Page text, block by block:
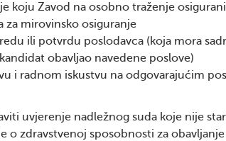
koju Zavod na osobno traženje
za mirovinsko osiguranje
ili potvrdu poslodavca (koja mora
obavljao navedene poslove)
i radnom iskustvu na odgovarajućim
uvjerenje nadležnog suda koje nije
o zdravstvenoj sposobnosti za